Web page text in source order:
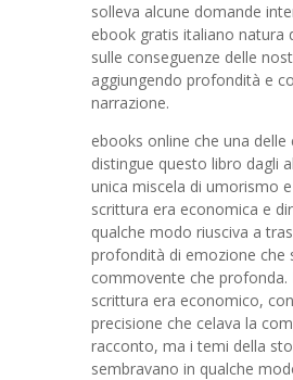
solleva alcune domande
ebook gratis italiano natura
sulle conseguenze delle
aggiungendo profondità e
narrazione.
ebooks online che una delle
distingue questo libro dagli
unica miscela di umorismo
scrittura era economica e
qualche modo riusciva a
profondità di emozione che
commovente che profonda.
scrittura era economico,
precisione che celava la
racconto, ma i temi della
sembravano in qualche